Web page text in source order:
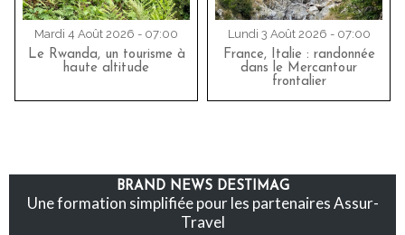
Mardi 4 Août 2026 - 07:00
Le Rwanda, un tourisme à
haute altitude
Lundi 3 Août 2026 - 07:00
France, Italie : randonnée
dans le Mercantour
frontalier
BRAND NEWS DESTIMAG
Une formation simplifiée pour les partenaires Assur-
Travel